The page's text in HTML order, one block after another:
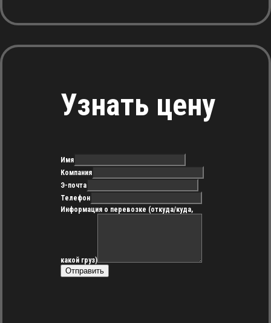
Узнать цену
Имя
Компания
Э-почта
Телефон
Информация о перевозке (откуда/куда,
какой груз)
Отправить